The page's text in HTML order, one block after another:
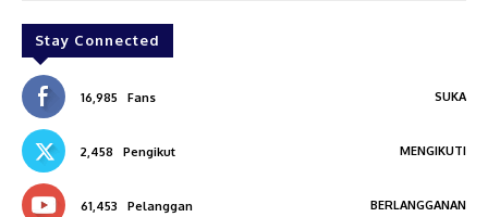
Stay Connected
16,985 Fans SUKA
2,458 Pengikut MENGIKUTI
61,453 Pelanggan BERLANGGANAN